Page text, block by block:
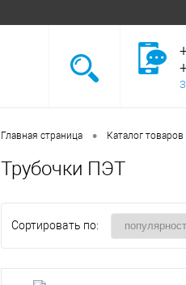
Главная страница • Каталог товаров
Трубочки ПЭТ
Сортировать по: